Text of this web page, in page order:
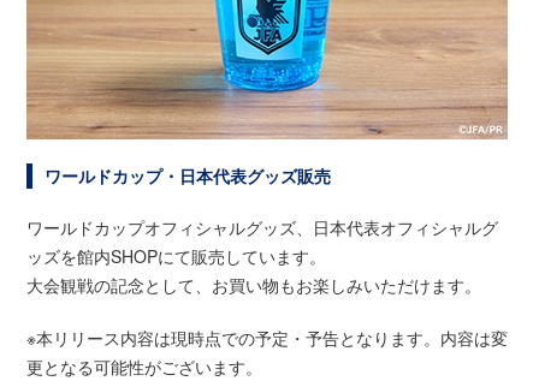
ワールドカップ・日本代表グッズ販売
ワールドカップオフィシャルグッズ、日本代表オフィシャルグ
ッズを館内SHOPにて販売しています。
大会観戦の記念として、お買い物もお楽しみいただけます。
※本リリース内容は現時点での予定・予告となります。内容は変
更となる可能性がございます。